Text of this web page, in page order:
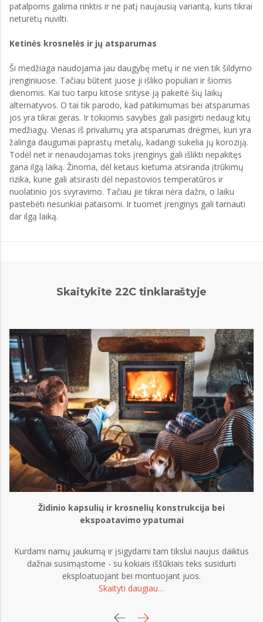
patalpoms galima rinktis ir ne patį naujausią variantą, kuris tikrai
neturėtų nuvilti.
Ketinės krosnelės ir jų atsparumas
Ši medžiaga naudojama jau daugybę metų ir ne vien tik šildymo
įrenginiuose. Tačiau būtent juose ji išliko populiari ir šiomis
dienomis. Kai tuo tarpu kitose srityse ją pakeitė šių laikų
alternatyvos. O tai tik parodo, kad patikimumas bei atsparumas
jos yra tikrai geras. Ir tokiomis savybės gali pasigirti nedaug kitų
medžiagų. Vienas iš privalumų yra atsparumas drėgmei, kuri yra
žalinga daugumai paprastų metalų, kadangi sukelia jų koroziją.
Todėl net ir nenaudojamas toks įrenginys gali išlikti nepakitęs
gana ilgą laiką. Žinoma, dėl ketaus kietuma atsiranda įtrūkimų
rizika, kurie gali atsirasti dėl nepastovios temperatūros ir
nuolatinio jos svyravimo. Tačiau jie tikrai nėra dažni, o laiku
pastebėti nesunkiai pataisomi. Ir tuomet įrenginys gali tarnauti
dar ilgą laiką.
Skaitykite 22C tinklaraštyje
Židinio kapsulių ir krosnelių konstrukcija bei
ekspoatavimo ypatumai
Kurdami namų jaukumą ir įsigydami tam tikslui naujus daiktus
dažnai susimąstome - su kokiais iššūkiais teks susidurti
eksploatuojant bei montuojant juos.
Skaityti daugiau…